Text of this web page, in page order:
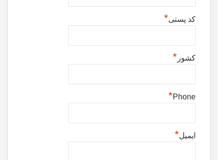
کد پستی*
کشور *
Phone
*
ایمیل*